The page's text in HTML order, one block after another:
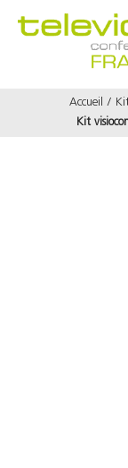
Accueil
Kit